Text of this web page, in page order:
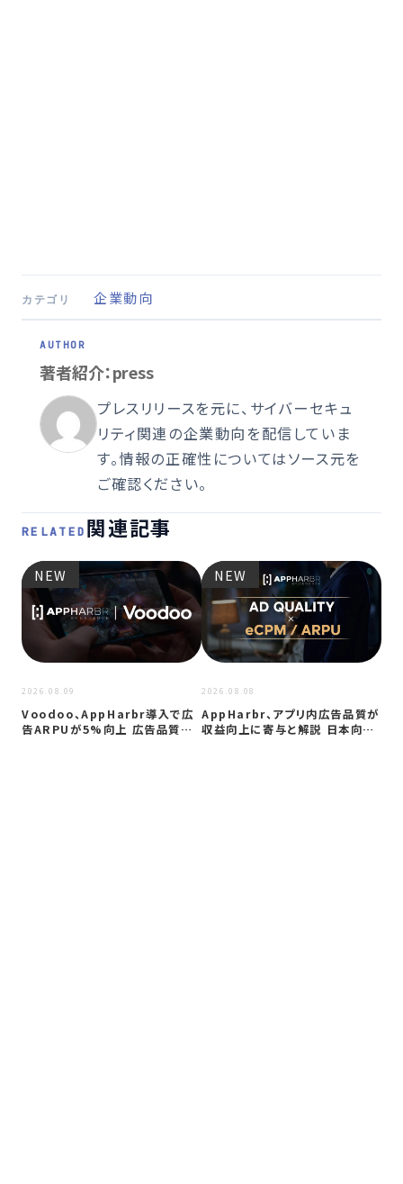
カテゴリ 企業動向
著者紹介：press
プレスリリースを元に、サイバーセキュ
リティ関連の企業動向を配信していま
す。情報の正確性についてはソース元を
ご確認ください。
RELATED 関連記事
NEW
2026.08.09
Voodoo、AppHarbr導入で広
告ARPUが5%向上 広告品質…
NEW
2026.08.08
AppHarbr、アプリ内広告品質が
収益向上に寄与と解説 日本向け